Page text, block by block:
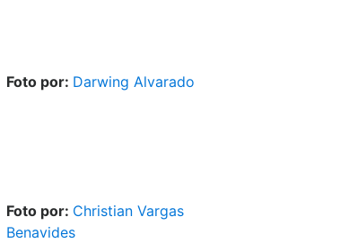
Foto por: Darwing Alvarado
Foto por: Christian Vargas
Benavides